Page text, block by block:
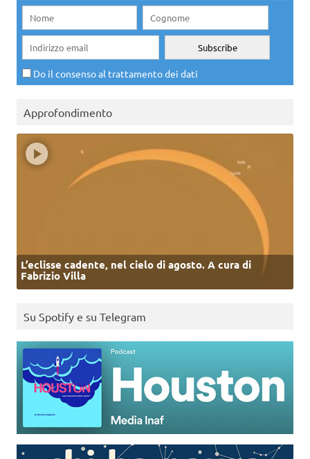
Do il consenso al trattamento dei dati
Approfondimento
L’eclisse cadente, nel cielo di agosto. A cura di
Fabrizio Villa
Su Spotify e su Telegram